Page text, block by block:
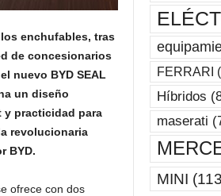
enchufables, tras
de concesionarios
nuevo BYD SEAL
un diseño
practicidad para
revolucionaria
BYD.
ofrece con dos
FERRARI
Híbridos
maserati
MINI